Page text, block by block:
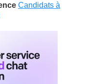
Candidats à